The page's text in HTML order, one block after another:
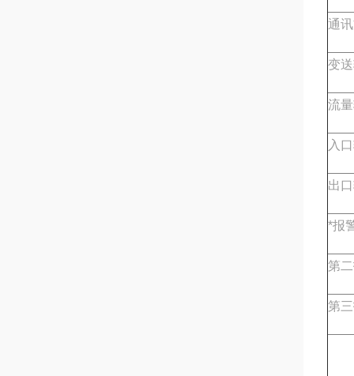
通
变
流
入
出
*报
第
第